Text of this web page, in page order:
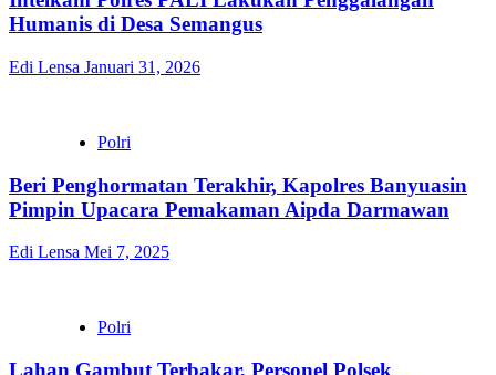
Humanis di Desa Semangus
Edi Lensa Januari 31, 2026
Polri
Beri Penghormatan Terakhir, Kapolres Banyuasin
Pimpin Upacara Pemakaman Aipda Darmawan
Edi Lensa Mei 7, 2025
Polri
Lahan Gambut Terbakar, Personel Polsek